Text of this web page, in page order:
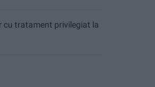
cu tratament privilegiat la